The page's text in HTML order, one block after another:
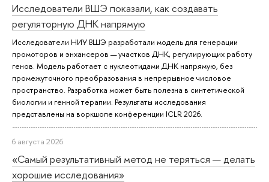
Исследователи ВШЭ показали, как создавать
регуляторную ДНК напрямую
Исследователи НИУ ВШЭ разработали модель для генерации
промоторов и энхансеров — участков ДНК, регулирующих работу
генов. Модель работает с нуклеотидами ДНК напрямую, без
промежуточного преобразования в непрерывное числовое
пространство. Разработка может быть полезна в синтетической
биологии и генной терапии. Результаты исследования
представлены на воркшопе конференции ICLR 2026.
6 августа 2026
«Самый результативный метод не теряться — делать
хорошие исследования»